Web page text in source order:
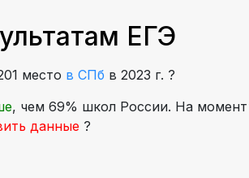
ЕГЭ
место в СПб в 2023 г. ?
, чем 69% школ России. На
данные ?